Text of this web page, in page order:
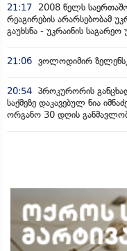
21:17
2008 წელს
რეაგირების არარსებობამ
გაუხსნა - უკრაინის საგარეო
21:06 ვოლოდიმირ
20:54 პროკურორის
საქმეზე დაკავებულ ნია
ორგანო 30 დღის